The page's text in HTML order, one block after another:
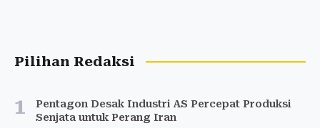
Pilihan Redaksi
1
Pentagon Desak Industri AS Percepat Produksi
Senjata untuk Perang Iran